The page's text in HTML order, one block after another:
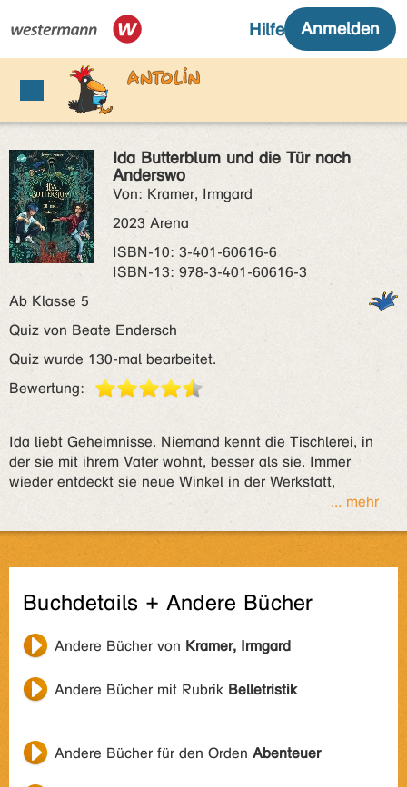
Ida Butterblum und die Tür nach
Anderswo
Von: Kramer, Irmgard
2023 Arena
ISBN‑10: 3-401-60616-6
ISBN‑13: 978-3-401-60616-3
Ab Klasse 5
Quiz von Beate Endersch
Quiz wurde 130-mal bearbeitet.
Bewertung:
Ida liebt Geheimnisse. Niemand kennt die Tischlerei, in
der sie mit ihrem Vater wohnt, besser als sie. Immer
wieder entdeckt sie neue Winkel in der Werkstatt,
... mehr
Buchdetails + Andere Bücher
Andere Bücher von Kramer, Irmgard
Andere Bücher mit Rubrik Belletristik
Andere Bücher für den Orden Abenteuer